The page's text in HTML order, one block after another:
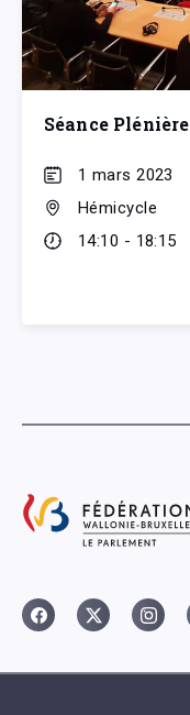
Séance Plénière
1 mars 2023
Hémicycle
14:10 - 18:15